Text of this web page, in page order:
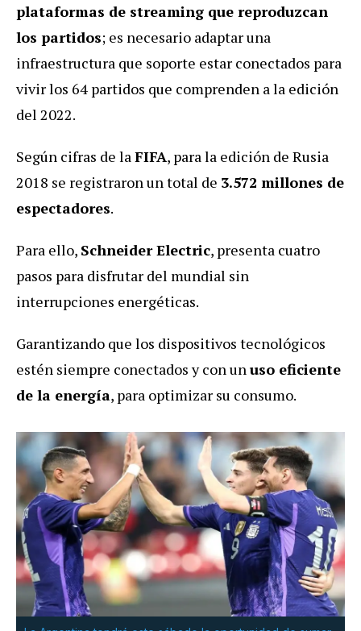
plataformas de streaming que reproduzcan
los partidos; es necesario adaptar una
infraestructura que soporte estar conectados para
vivir los 64 partidos que comprenden a la edición
del 2022.
Según cifras de laFIFA, para la edición de Rusia
2018 se registraron un total de 3.572 millones de
espectadores.
Para ello, Schneider Electric, presenta cuatro
pasos para disfrutar del mundial sin
interrupciones energéticas.
Garantizando que los dispositivos tecnológicos
estén siempre conectados y con unuso eficiente
de la energía, para optimizar su consumo.